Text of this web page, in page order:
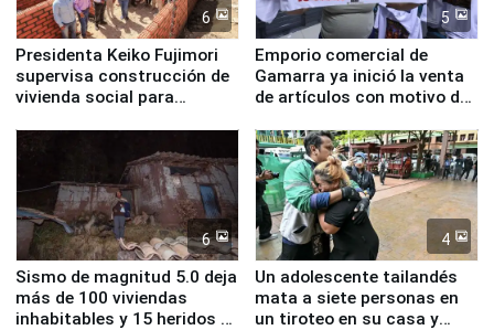
6
Presidenta Keiko Fujimori
supervisa construcción de
vivienda social para
5
Emporio comercial de
Gamarra ya inició la venta
de artículos con motivo de
6
Sismo de magnitud 5.0 deja
más de 100 viviendas
inhabitables y 15 heridos en
4
Un adolescente tailandés
mata a siete personas en
un tiroteo en su casa y